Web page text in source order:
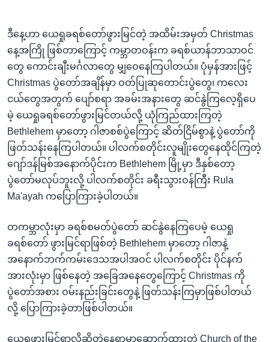
ဒီနေ့ဟာ ယေရှုခရစ်တော်ဖွားမြင်တဲ့ အထိမ်းအမှတ် Christmas
နေ့အကြို ဖြစ်တာကြောင့် ကမ္ဘာတဝန်းက ခရစ်ယာန်ဘာသာဝင်
တွေ ကောင်းချီးမင်္ဂလာတွေ မျှဝေနေကြပါတယ်။ ပုံမှန်အားဖြင့်
Christmas ပွဲတော်အချိန်မှာ ဝတ်ပြုဆုတောင်းပွဲတွေ၊ ကလေး
ငယ်တွေအတွက် ပျော်စရာ အခမ်းအနားတွေ ဆင်နွဲကြလေ့ရှိပေ
မဲ့ ယေရှုခရစ်တော်ဖွားမြင်တယ်လို့ ယုံကြည်ထားကြတဲ့
Bethlehem မှာတော့ ဂါဇာစစ်ပွဲကြောင့် ဆိတ်ငြိမ်စွာနဲ့ ပွဲတော်ကို
ဖြတ်သန်းနေကြပါတယ်။ ပါလက်စတိုင်းလူမျိုးတွေနေထိုင်ကြတဲ့
ဂျော်ဒန်မြစ်အနောက်ပိုင်းက Bethlehem မြို့မှာ ဒီနှစ်တော့
ပွဲတော်မလုပ်ဘူးလို့ ပါလက်စတိုင်း ခရီးသွားဝန်ကြီး Rula
Ma'ayah ကပြောကြားခဲ့ပါတယ်။
တကမ္ဘာလုံးမှာ ခရစ်စမတ်ပွဲတော် ဆင်နွဲနေကြပေမဲ့ ယေရှု
ခရစ်တော် ဖွားမြင်ရာဖြစ်တဲ့ Bethlehem မှာတော့ ဂါဇာနဲ့
အနောက်ဘက်ကမ်းဒေသအပါအဝင် ပါလက်စတိုင်း ပိုင်နက်
အားလုံးမှာ ဖြစ်နေတဲ့ အခြေအနေတွေကြောင့် Christmas ကို
ပွဲတော်အစား ဝမ်းနည်းခြင်းတွေနဲ့ ဖြတ်သန်းကြမှာဖြစ်ပါတယ်
လို့ ပြောကြားခဲ့တာဖြစ်ပါတယ်။
ယေရှုဖွားမြင်ရာလို့ဆိုတဲ့နေရာမှာဆောက်ထားတဲ့ Church of the